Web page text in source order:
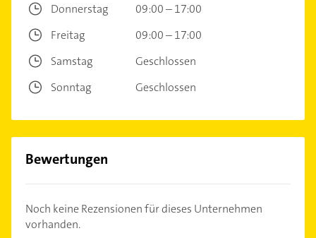
Donnerstag
09:00 – 17:00
Freitag
09:00 – 17:00
Samstag
Geschlossen
Sonntag
Geschlossen
Bewertungen
Noch keine Rezensionen für dieses Unternehmen
vorhanden.